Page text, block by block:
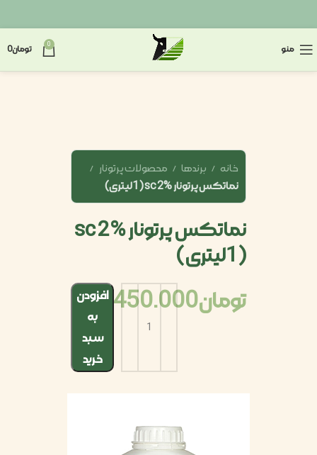
منو 0 تومان0
خانه برندها
محصولات پرتونار
نماتکس پرتونار sc 2% (1لیتری)
نماتکس پرتونار sc 2%
(1لیتری)
تومان1.450.000افزودن
به
سبد
خرید